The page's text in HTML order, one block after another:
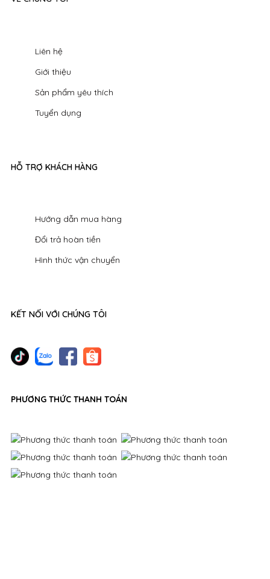
Liên hệ
Giới thiệu
Sản phẩm yêu thích
Tuyển dụng
HỖ TRỢ KHÁCH HÀNG
Hướng dẫn mua hàng
Đổi trả hoàn tiền
Hình thức vận chuyển
KẾT NỐI VỚI CHÚNG TÔI
PHƯƠNG THỨC THANH TOÁN